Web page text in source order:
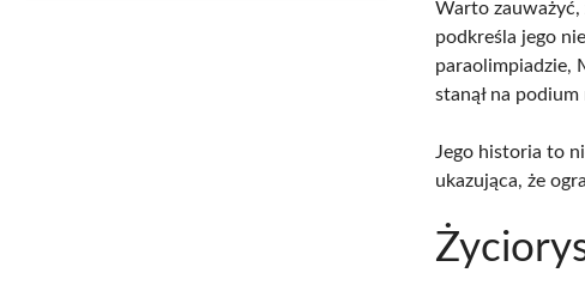
Warto
podkreśla jego
paraolimpiadzie,
stanął na
Jego historia to
ukazująca, że